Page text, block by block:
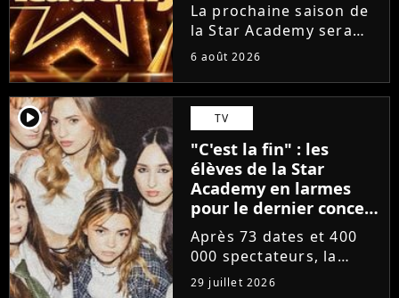
La prochaine saison de
la Star Academy sera
incarnée par une
professeurs après les
départs annoncés de
Michael Goldman, Lucie
Bernardoni et Marlène
Schaff. La...
6 août 2026
player2 TV
"C'est la fin" : les
élèves de la Star
Academy en larmes
pour le dernier concert
de la tournée
Après 73 dates et 400
000 spectateurs, la
tournée de la Star
29 juillet 2026